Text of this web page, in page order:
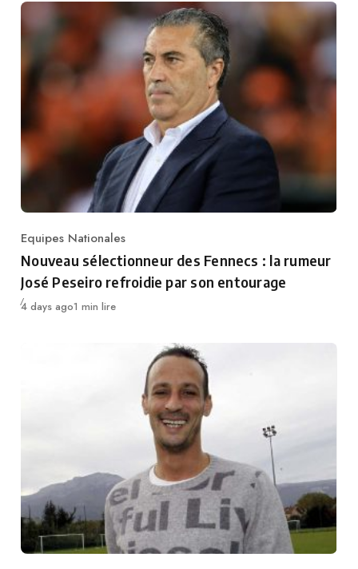
Category
Equipes Nationales
Nouveau sélectionneur des Fennecs : la rumeur
José Peseiro refroidie par son entourage
Publié
4 days ago1 min lire